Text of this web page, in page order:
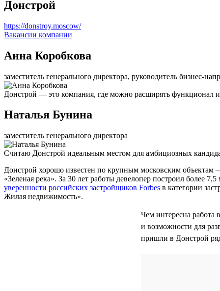
Донстрой
https://donstroy.moscow/
Вакансии компании
Анна Коробкова
заместитель генерального директора, руководитель бизнес-
Донстрой — это компания, где можно расширять функционал
Наталья Бунина
заместитель генерального директора
Считаю Донстрой идеальным местом для амбициозных
Донстрой хорошо известен по крупным московским
«Зеленая река». За 30 лет работы девелопер построил более
уверенности российских застройщиков Forbes в категории
Жилая недвижимость».
Чем интересна работа
и возможности для
пришли в Донстрой